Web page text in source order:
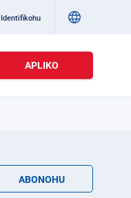
Identifikohu
APLIKO
ABONOHU